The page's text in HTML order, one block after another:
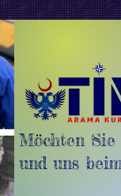
Möchten
und uns